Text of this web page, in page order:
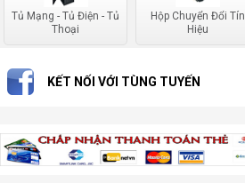
Tủ Mạng - Tủ Điện - Tủ
Thoại
Hộp Chuyển Đổi Tín
Hiệu
KẾT NỐI VỚI TÙNG TUYẾN